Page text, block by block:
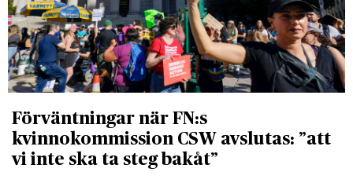
Förväntningar när FN:s
kvinnokommission CSW avslutas: ”att
vi inte ska ta steg bakåt”